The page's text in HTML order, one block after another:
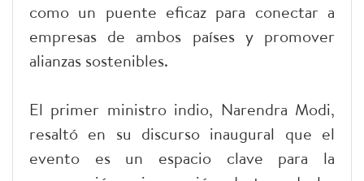
como un puente eficaz para conectar a
empresas de ambos países y promover
alianzas sostenibles.
El primer ministro indio, Narendra Modi,
resaltó en su discurso inaugural que el
evento es un espacio clave para la